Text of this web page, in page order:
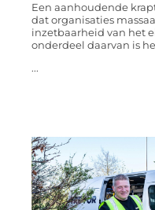
Een aanhoudende
dat organisaties
inzetbaarheid van het
onderdeel daarvan is
...